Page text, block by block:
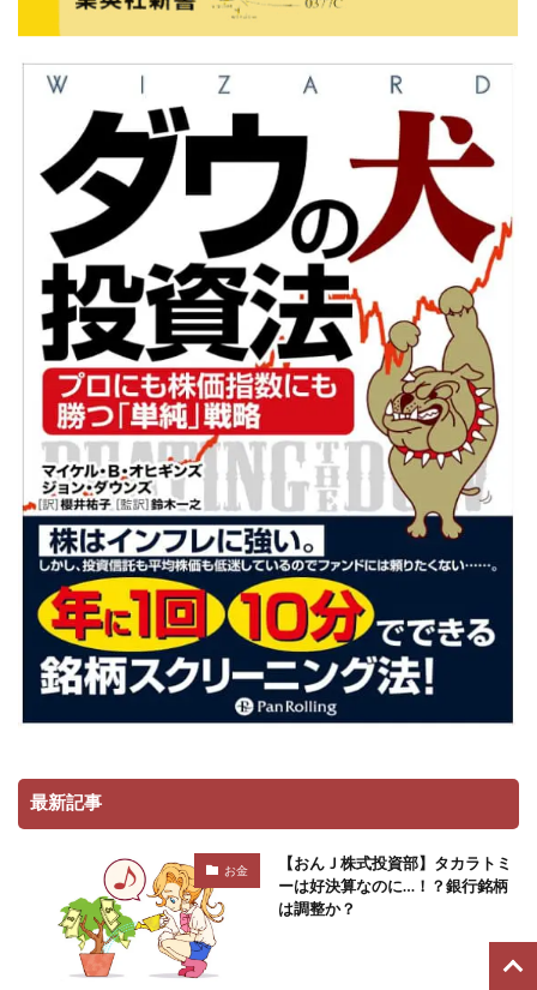
最新記事
お金
【おんＪ株式投資部】タカラトミ
ーは好決算なのに…！？銀行銘柄
は調整か？